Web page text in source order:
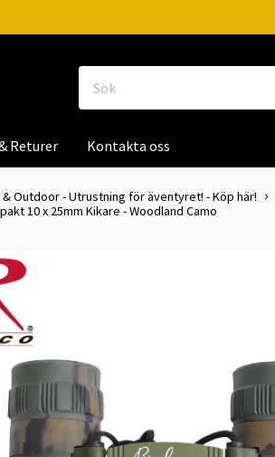
Returer Kontakta oss
Outdoor - Utrustning för äventyret! - Köp här!
10 x 25mm Kikare - Woodland Camo